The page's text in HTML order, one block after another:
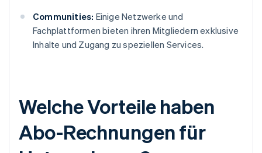
Communities: Einige Netzwerke und
Fachplattformen bieten ihren Mitgliedern exklusive
Inhalte und Zugang zu speziellen Services.
Welche Vorteile haben
Abo-Rechnungen für